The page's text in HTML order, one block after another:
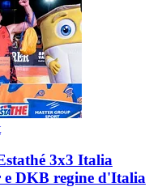
3x3 Italia
DKB regine d'Italia